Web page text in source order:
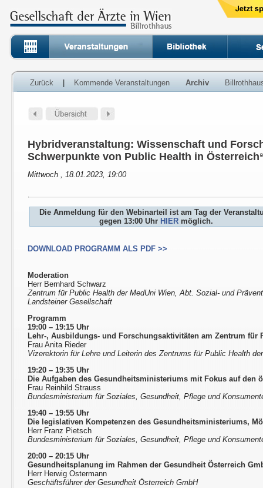
Zurück Kommende Veranstaltungen Archiv
Hybridveranstaltung: Wissenschaft und
Schwerpunkte von Public Health in
Mittwoch , 18.01.2023, 19:00
Die Anmeldung für den Webinarteil ist am Tag der
gegen 13:00 Uhr HIER möglich.
DOWNLOAD PROGRAMM ALS PDF >>
Moderation
Herr Bernhard Schwarz
Zentrum für Public Health der MedUni Wien, Abt. Sozial- und
Landsteiner Gesellschaft
Programm
19:00 – 19:15 Uhr
Lehr-, Ausbildungs- und Forschungsaktivitäten am Zentrum für
Frau Anita Rieder
Vizerektorin für Lehre und Leiterin des Zentrums für Public Health
19:20 – 19:35 Uhr
Die Aufgaben des Gesundheitsministeriums mit Fokus auf den
Frau Reinhild Strauss
Bundesministerium für Soziales, Gesundheit, Pflege und
19:40 – 19:55 Uhr
Die legislativen Kompetenzen des Gesundheitsministeriums,
Herr Franz Pietsch
Bundesministerium für Soziales, Gesundheit, Pflege und
20:00 – 20:15 Uhr
Gesundheitsplanung im Rahmen der Gesundheit Österreich
Herr Herwig Ostermann
Geschäftsführer der Gesundheit Österreich GmbH